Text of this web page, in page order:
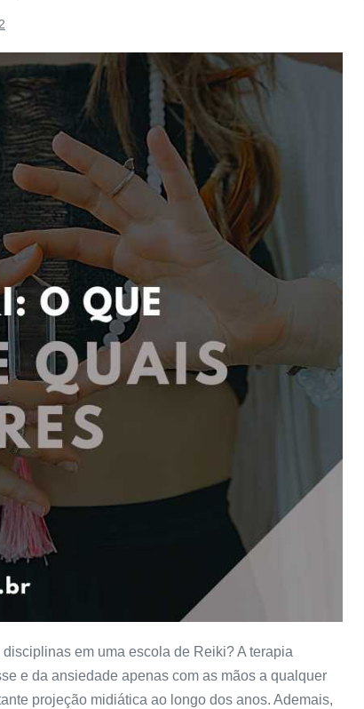
em uma escola de Reiki? A terapia
e da ansiedade apenas com as mãos a qualquer
projeção midiática ao longo dos anos. Ademais,